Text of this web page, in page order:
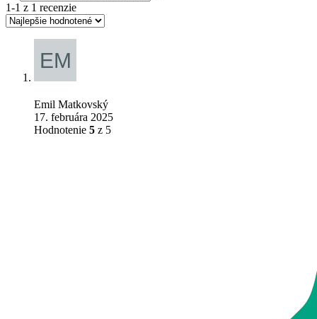
1-1 z 1 recenzie
Emil Matkovský
17. februára 2025
Hodnotenie 5 z 5